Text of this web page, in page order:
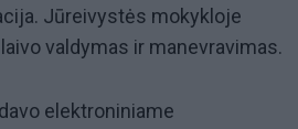
Jūreivystės mokykloje
valdymas ir manevravimas.
elektroniniame